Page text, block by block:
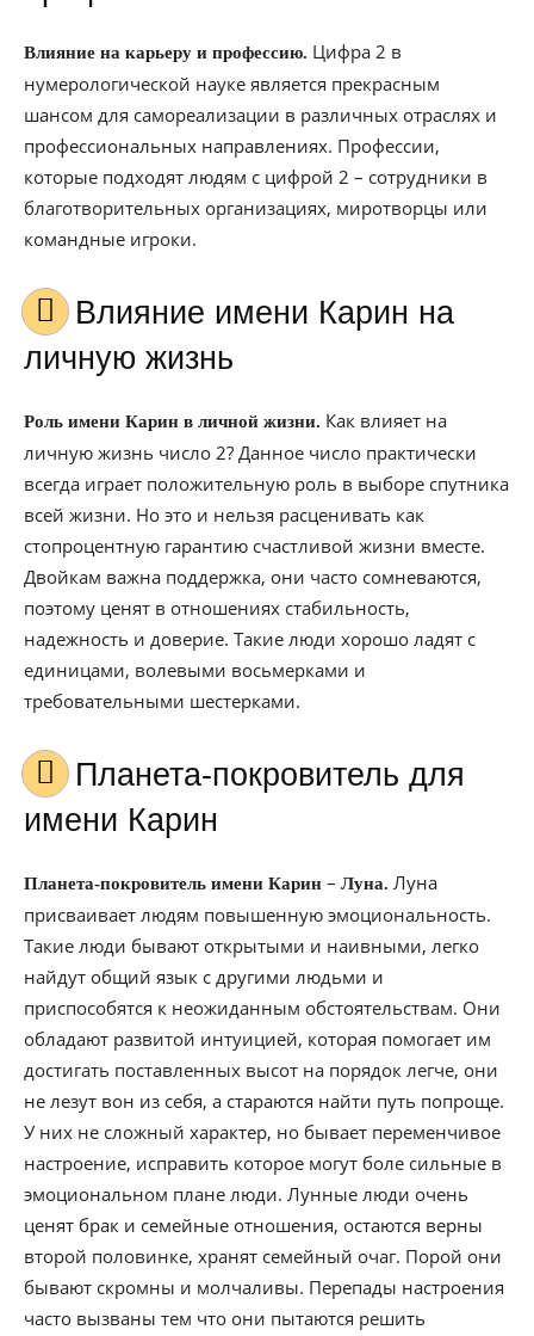
Влияние на карьеру и профессию. Цифра 2 в
нумерологической науке является прекрасным
шансом для самореализации в различных отраслях и
профессиональных направлениях. Профессии,
которые подходят людям с цифрой 2 – сотрудники в
благотворительных организациях, миротворцы или
командные игроки.
Влияние имени Карин на
личную жизнь
Роль имени Карин в личной жизни. Как влияет на
личную жизнь число 2? Данное число практически
всегда играет положительную роль в выборе спутника
всей жизни. Но это и нельзя расценивать как
стопроцентную гарантию счастливой жизни вместе.
Двойкам важна поддержка, они часто сомневаются,
поэтому ценят в отношениях стабильность,
надежность и доверие. Такие люди хорошо ладят с
единицами, волевыми восьмерками и
требовательными шестерками.
Планета-покровитель для
имени Карин
Планета-покровитель имени Карин – Луна. Луна
присваивает людям повышенную эмоциональность.
Такие люди бывают открытыми и наивными, легко
найдут общий язык с другими людьми и
приспособятся к неожиданным обстоятельствам. Они
обладают развитой интуицией, которая помогает им
достигать поставленных высот на порядок легче, они
не лезут вон из себя, а стараются найти путь попроще.
У них не сложный характер, но бывает переменчивое
настроение, исправить которое могут боле сильные в
эмоциональном плане люди. Лунные люди очень
ценят брак и семейные отношения, остаются верны
второй половинке, хранят семейный очаг. Порой они
бывают скромны и молчаливы. Перепады настроения
часто вызваны тем что они пытаются решить